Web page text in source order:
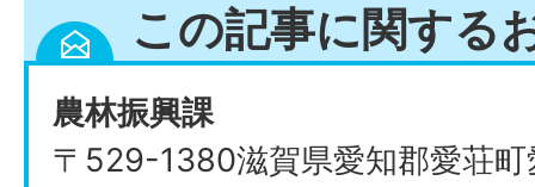
この記事に関する
農林振興課
〒529-1380滋賀県愛知郡愛荘